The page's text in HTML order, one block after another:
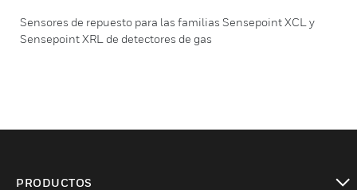
Sensores de repuesto para las familias Sensepoint XCL y
Sensepoint XRL de detectores de gas
PRODUCTOS